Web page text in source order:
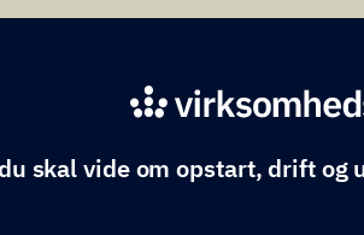
skal vide om opstart, drift og